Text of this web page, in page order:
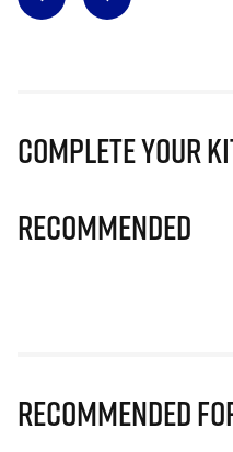
Complete Your
Recommended
Recommended